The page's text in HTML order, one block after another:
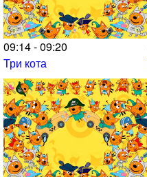
09:14 - 09:20
Три кота